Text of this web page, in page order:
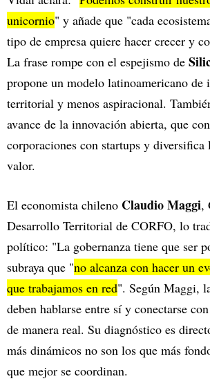
unicornio" y añade que "cada
tipo de empresa quiere hacer crecer y
La frase rompe con el espejismo de
propone un modelo latinoamericano de
territorial y menos aspiracional.
avance de la innovación abierta, que
corporaciones con startups y diversifica
valor.
El economista chileno Claudio Maggi,
Desarrollo Territorial de CORFO, lo
político: "La gobernanza tiene que ser
subraya que "no alcanza con hacer un
que trabajamos en red". Según Maggi,
deben hablarse entre sí y conectarse
de manera real. Su diagnóstico es
más dinámicos no son los que más
que mejor se coordinan.